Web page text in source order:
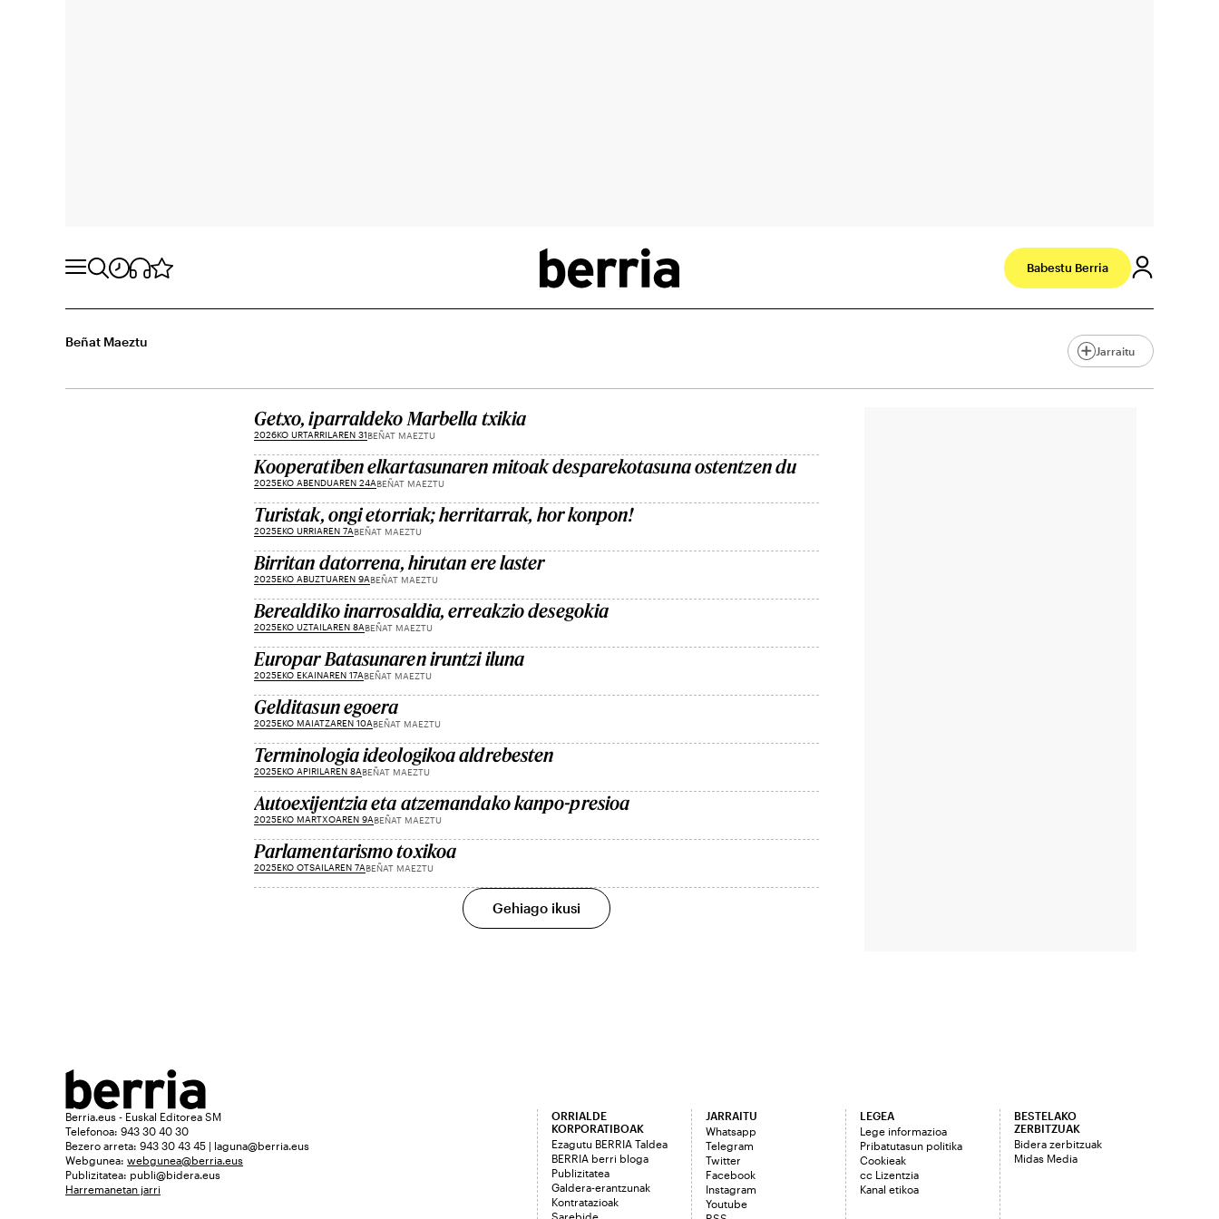
Babestu Berria
Beñat Maeztu
Jarraitu
Getxo, iparraldeko Marbella txikia
2026KO URTARRILAREN 31BEÑAT MAEZTU
Kooperatiben elkartasunaren mitoak desparekotasuna ostentzen du
2025EKO ABENDUAREN 24ABEÑAT MAEZTU
Turistak, ongi etorriak; herritarrak, hor konpon!
2025EKO URRIAREN 7ABEÑAT MAEZTU
Birritan datorrena, hirutan ere laster
2025EKO ABUZTUAREN 9ABEÑAT MAEZTU
Berealdiko inarrosaldia, erreakzio desegokia
2025EKO UZTAILAREN 8ABEÑAT MAEZTU
Europar Batasunaren iruntzi iluna
2025EKO EKAINAREN 17ABEÑAT MAEZTU
Gelditasun egoera
2025EKO MAIATZAREN 10ABEÑAT MAEZTU
Terminologia ideologikoa aldrebesten
2025EKO APIRILAREN 8ABEÑAT MAEZTU
Autoexijentzia eta atzemandako kanpo-presioa
2025EKO MARTXOAREN 9ABEÑAT MAEZTU
Parlamentarismo toxikoa
2025EKO OTSAILAREN 7ABEÑAT MAEZTU
Gehiago ikusi
Berria.eus - Euskal Editorea SM
Telefonoa: 943 30 40 30
Bezero arreta: 943 30 43 45 | laguna@berria.eus
Webgunea: webgunea@berria.eus
Publizitatea: publi@bidera.eus
Harremanetan jarri
ORRIALDE
KORPORATIBOAK
Ezagutu BERRIA Taldea
BERRIA berri bloga
Publizitatea
Galdera-erantzunak
Kontratazioak
Sarebide
JARRAITU
Whatsapp
Telegram
Twitter
Facebook
Instagram
Youtube
LEGEA
Lege informazioa
Pribatutasun politika
Cookieak
cc Lizentzia
Kanal etikoa
BESTELAKO
ZERBITZUAK
Bidera zerbitzuak
Midas Media